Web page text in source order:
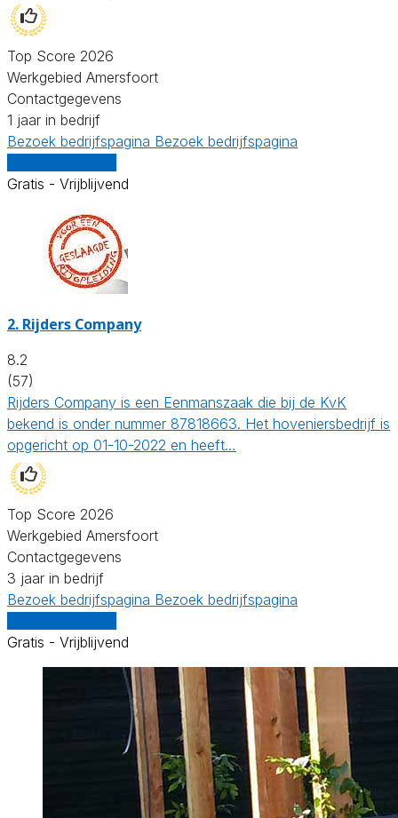
Top Score 2026
Werkgebied Amersfoort
Contactgegevens
1 jaar in bedrijf
Bezoek bedrijfspagina Bezoek bedrijfspagina
Gratis - Vrijblijvend
2. Rijders Company
8.2
(57)
Rijders Company is een Eenmanszaak die bij de KvK
bekend is onder nummer 87818663. Het hoveniersbedrijf is
opgericht op 01-10-2022 en heeft…
Top Score 2026
Werkgebied Amersfoort
Contactgegevens
3 jaar in bedrijf
Bezoek bedrijfspagina Bezoek bedrijfspagina
Gratis - Vrijblijvend